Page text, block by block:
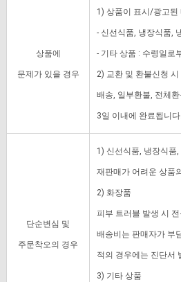
상품에
문제가 있을 경우
1) 상품이 표시/광고된
- 신선식품, 냉장식품,
- 기타 상품 : 수령일로
2) 교환 및 환불신청
배송, 일부환불, 전체
3일 이내에 완료됩니
단순변심 및
주문착오의 경우
1) 신선식품, 냉장식품
재판매가 어려운 상품
2) 화장품
피부 트러블 발생 시
배송비는 판매자가 부
적의 경우에는 진단서
3) 기타 상품